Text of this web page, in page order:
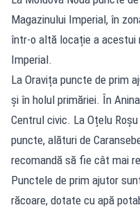
Magazinului Imperial, în
într-o altă locație a acestui
Imperial.
La Oravița puncte de prim
și în holul primăriei. În
Centrul civic. La Oțelu
puncte, alături de
recomandă să fie cât mai
Punctele de prim ajutor
răcoare, dotate cu apă